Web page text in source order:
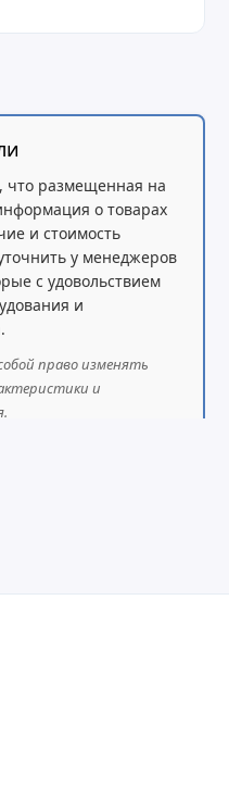
(2.95’’)
(до 1000 контактов)
записей)
для питания
его к сети (только в
контактов
размещенная на
о товарах
и стоимость
у менеджеров
с удовольствием
и
право изменять
и